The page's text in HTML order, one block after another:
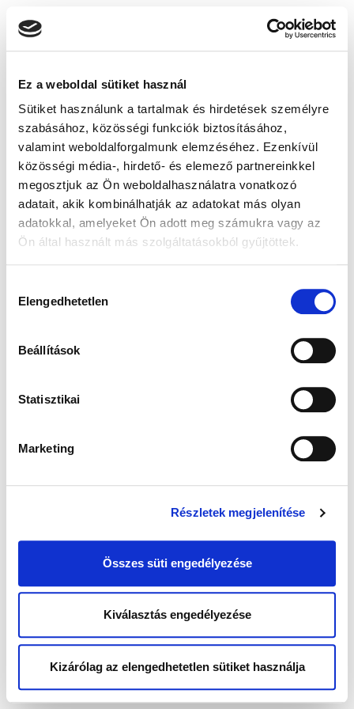
Ez a weboldal sütiket használ
Sütiket használunk a tartalmak és hirdetések személyre
szabásához, közösségi funkciók biztosításához,
valamint weboldalforgalmunk elemzéséhez. Ezenkívül
közösségi média-, hirdető- és elemező partnereinkkel
megosztjuk az Ön weboldalhasználatra vonatkozó
adatait, akik kombinálhatják az adatokat más olyan
adatokkal, amelyeket Ön adott meg számukra vagy az
Ön által használt más szolgáltatásokból gyűjtöttek.
kiválasztása
Elengedhetetlen
Beállítások
Statisztikai
Marketing
Részletek megjelenítése
Összes süti engedélyezése
Kiválasztás engedélyezése
Kizárólag az elengedhetetlen sütiket használja